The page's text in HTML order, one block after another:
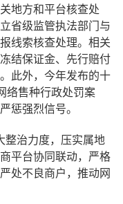
地方和平台核查处
省级监管执法部门与
线索核查处理。相关
结保证金、先行赔付
此外，今年发布的十
络售种行政处罚案
惩强烈信号。
治力度，压实属地
平台协同联动，严格
处不良商户，推动网